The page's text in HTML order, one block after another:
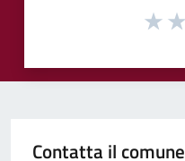
Contatta il comune